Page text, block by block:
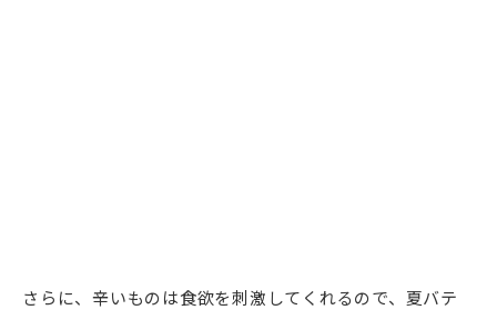
さらに、辛いものは食欲を刺激してくれるので、夏バテ